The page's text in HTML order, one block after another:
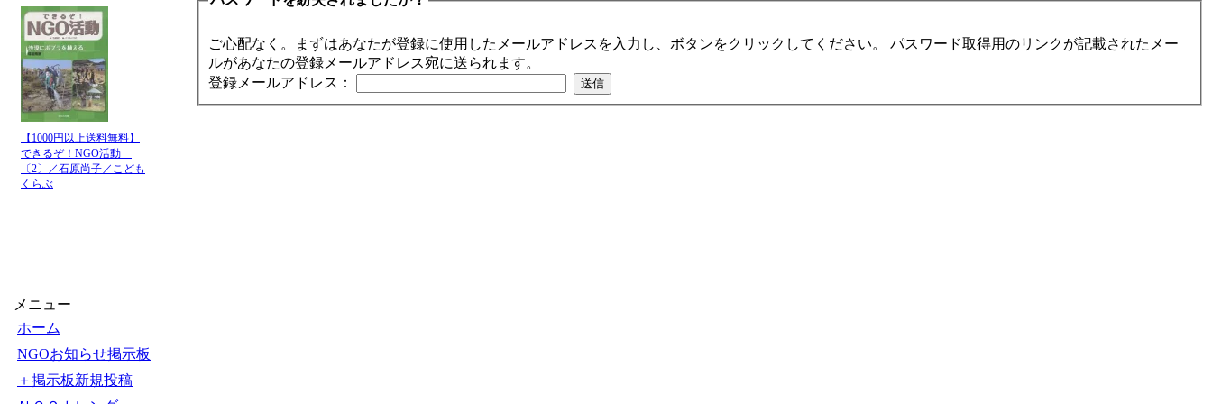
【1000円以上送料無料】
できるぞ！NGO活動
〔2〕／石原尚子／こども
くらぶ
メニュー
ホーム
NGOお知らせ掲示板
＋掲示板新規投稿
ご心配なく。まずはあなたが登録に使用したメールアドレスを入力し、ボタンをクリックしてください。 パスワード取得用のリンクが記載されたメー
ルがあなたの登録メールアドレス宛に送られます。
登録メールアドレス：